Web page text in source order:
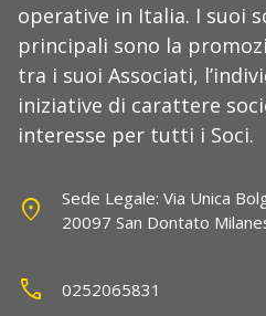
operative in Italia. I suoi
principali sono la
tra i suoi Associati,
iniziative di carattere
interesse per tutti i Soci.
location_on
Sede Legale: Via Unica
20097 San Dontato
call 0252065831